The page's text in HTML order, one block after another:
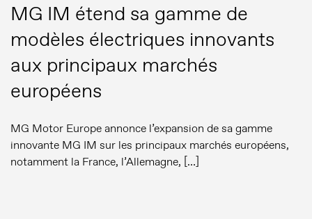
MG IM étend sa gamme de
modèles électriques innovants
aux principaux marchés
européens
MG Motor Europe annonce l’expansion de sa gamme
innovante MG IM sur les principaux marchés européens,
notamment la France, l’Allemagne, […]